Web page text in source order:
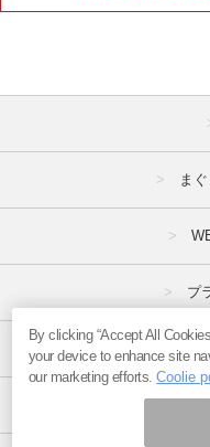
ま
プ
By clicking “Accept All
your device to enhance site
our marketing efforts.Coolie